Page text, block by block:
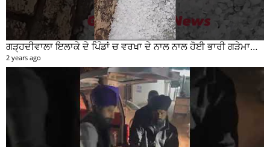
ਗੜ੍ਹਦੀਵਾਲਾ ਇਲਾਕੇ ਦੇ ਪਿੰਡਾਂ ਚ ਵਰਖਾ ਦੇ ਨਾਲ ਨਾਲ ਹੋਈ ਭਾਰੀ ਗੜੇਮਾਰੀ ਦੀਆਂ ਦੇਖੋ ਤਸਵੀਰਾਂ #garhdiwala #snow
2 years ago